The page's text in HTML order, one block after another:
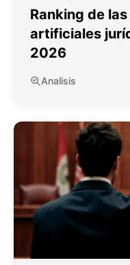
Ranking de
artificiales
2026
Analisis